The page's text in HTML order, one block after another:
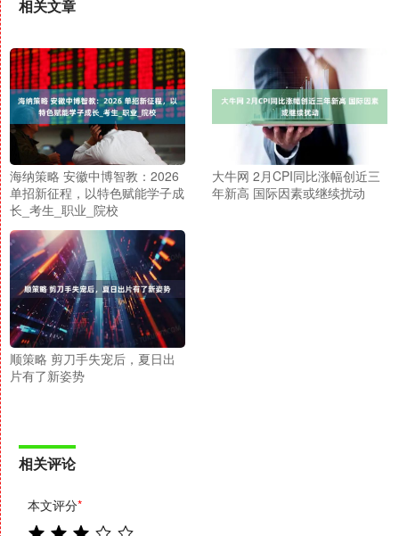
相关文章
海纳策略 安徽中博智教：2026
单招新征程，以特色赋能学子成
长_考生_职业_院校
大牛网 2月CPI同比涨幅创近三
年新高 国际因素或继续扰动
顺策略 剪刀手失宠后，夏日出
片有了新姿势
相关评论
本文评分*